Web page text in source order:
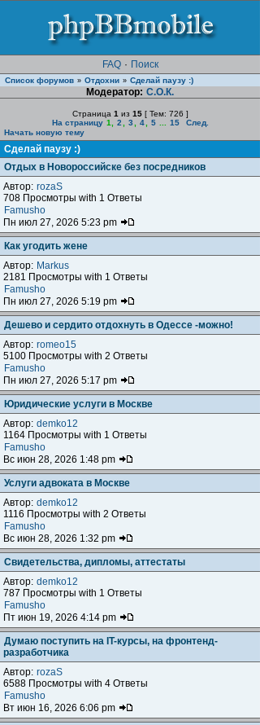
FAQ · Поиск
Список форумов » Отдохни » Сделай паузу :)
Модератор: С.О.К.
Страница 1 из 15[ Тем: 726 ]
На страницу 1 2 3 4 5 15
След.
Начать новую тему
Сделай паузу :)
Отдых в Новороссийске без посредников
Автор: rozaS
708 Просмотры with 1 Ответы
Famusho
Пн июл 27, 2026 5:23 pm
Как угодить жене
Автор: Markus
2181 Просмотры with 1 Ответы
Famusho
Пн июл 27, 2026 5:19 pm
Дешево и сердито отдохнуть в Одессе -можно!
Автор: romeo15
5100 Просмотры with 2 Ответы
Famusho
Пн июл 27, 2026 5:17 pm
Юридические услуги в Москве
Автор: demko12
1164 Просмотры with 1 Ответы
Famusho
Вс июн 28, 2026 1:48 pm
Услуги адвоката в Москве
Автор: demko12
1116 Просмотры with 2 Ответы
Famusho
Вс июн 28, 2026 1:32 pm
Свидетельства, дипломы, аттестаты
Автор: demko12
787 Просмотры with 1 Ответы
Famusho
Пт июн 19, 2026 4:14 pm
Думаю поступить на IT-курсы, на фронтенд-
разработчика
Автор: rozaS
6588 Просмотры with 4 Ответы
Famusho
Вт июн 16, 2026 6:06 pm